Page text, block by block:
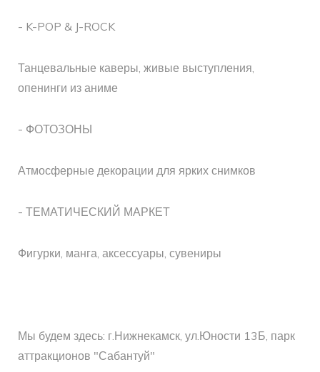
- K-POP & J-ROCK
Танцевальные каверы, живые выступления,
опенинги из аниме
- ФОТОЗОНЫ
Атмосферные декорации для ярких снимков
- ТЕМАТИЧЕСКИЙ МАРКЕТ
Фигурки, манга, аксессуары, сувениры
Мы будем здесь: г.Нижнекамск, ул.Юности 13Б, парк
аттракционов "Сабантуй"